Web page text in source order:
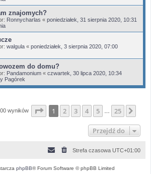
znajomych?
Ronnycharlas « poniedziałek, 31 sierpnia 2020, 10:31
walgula « poniedziałek, 3 sierpnia 2020, 07:00
do domu?
Pandamonium « czwartek, 30 lipca 2020, 10:34
Pagórek
wyników Strona z25
1 2 3 4 5 25
Przejdź do
Strefa czasowa UTC+01:00
phpBB® Forum Software © phpBB Limited